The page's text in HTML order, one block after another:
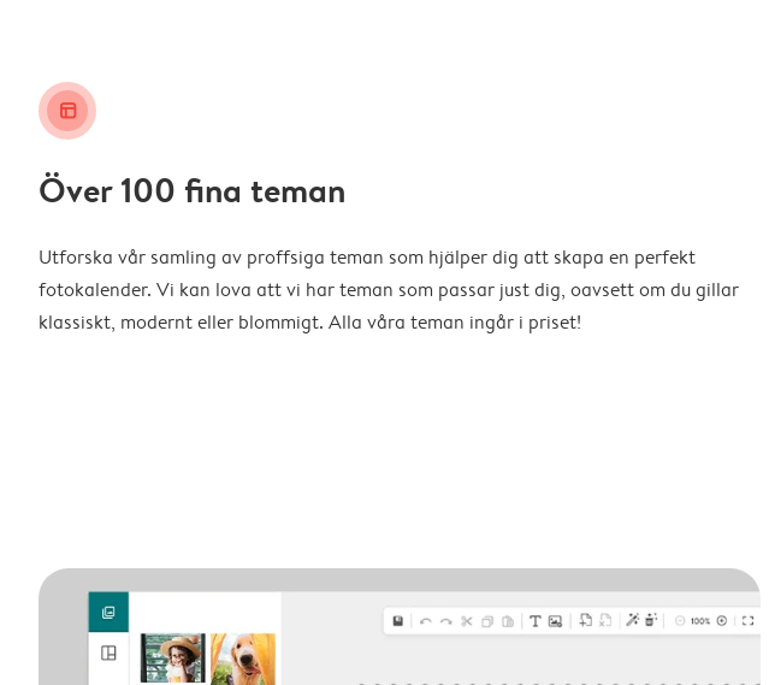
layout_alt
Över 100 fina teman
Utforska vår samling av proffsiga teman som hjälper dig att skapa en perfekt
fotokalender. Vi kan lova att vi har teman som passar just dig, oavsett om du gillar
klassiskt, modernt eller blommigt. Alla våra teman ingår i priset!